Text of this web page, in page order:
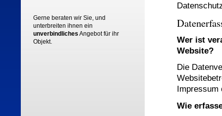
Gerne beraten wir Sie, und
unterbreiten ihnen ein
unverbindliches Angebot für ihr
Objekt.
Wer ist
Website?
Die
Impressum
Wie